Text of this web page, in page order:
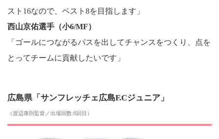
スト16なので、ベスト8を目指します」
西山京佑選手（小6/MF）
「ゴールにつながるパスを出してチャンスをつくり、点を
とってチームに貢献したいです」
広島県「サンフレッチェ広島F.Cジュニア」
（渡辺康則監督／出場回数:8回目）